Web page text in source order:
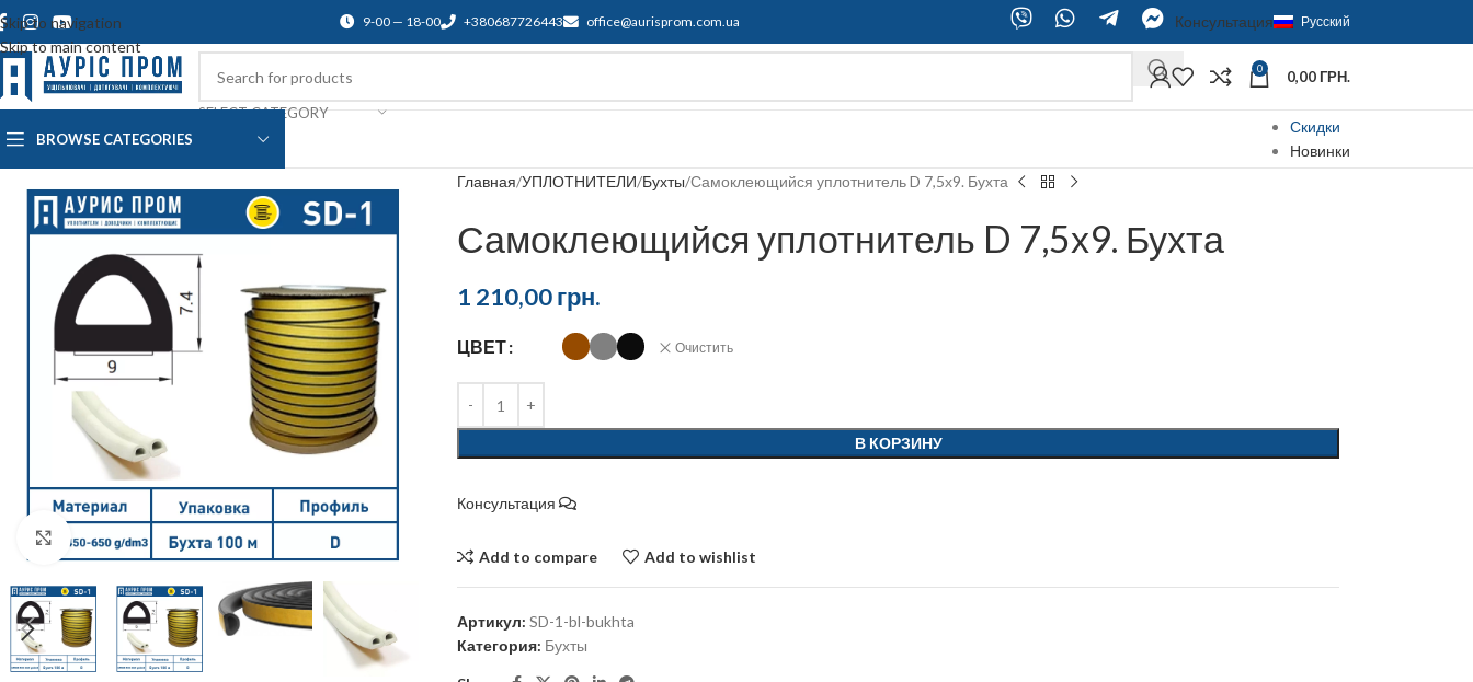
Skip to navigation
Skip to main content
9-00 — 18-00 +380687726443 office@aurisprom.com.ua Консультация Русский
SELECT CATEGORY
0 0,00ГРН.
BROWSE CATEGORIES
Скидки
Новинки
Click to enlarge
Главная УПЛОТНИТЕЛИ Бухты Самоклеющийся уплотнитель D 7,5х9. Бухта
Самоклеющийся уплотнитель D 7,5х9. Бухта
1 210,00грн.
ЦВЕТ Очистить
В КОРЗИНУ
Консультация
Add to compare Add to wishlist
Артикул:SD-1-bl-bukhta
Категория: Бухты